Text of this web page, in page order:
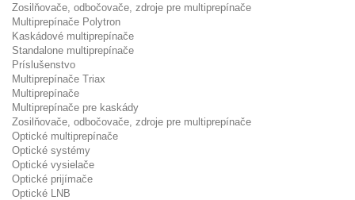
Zosilňovače, odbočovače, zdroje pre multiprepínače
Multiprepínače Polytron
Kaskádové multiprepínače
Standalone multiprepínače
Príslušenstvo
Multiprepínače Triax
Multiprepínače
Multiprepínače pre kaskády
Zosilňovače, odbočovače, zdroje pre multiprepínače
Optické multiprepínače
Optické systémy
Optické vysielače
Optické prijímače
Optické LNB